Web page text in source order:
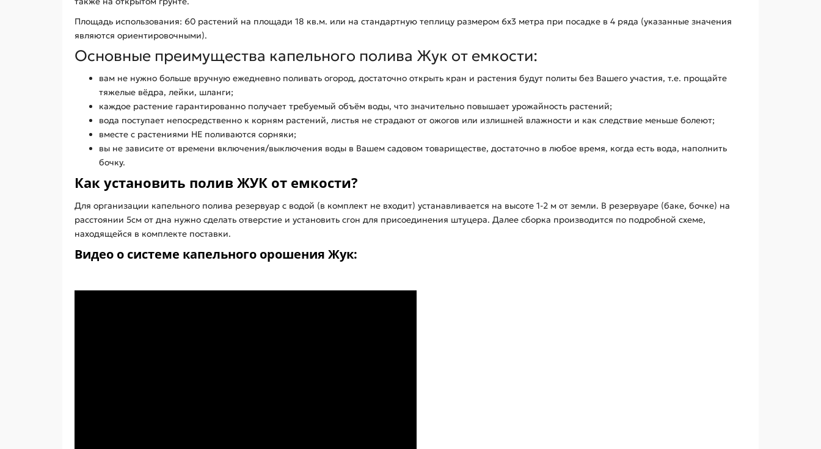
Площадь использования: 60 растений на площади 18 кв.м. или на стандартную теплицу размером 6х3 метра при посадке в 4 ряда (указанные значения
являются ориентировочными).
Основные преимущества капельного полива Жук от емкости:
вам не нужно больше вручную ежедневно поливать огород, достаточно открыть кран и растения будут политы без Вашего участия, т.е. прощайте
тяжелые вёдра, лейки, шланги;
каждое растение гарантированно получает требуемый объём воды, что значительно повышает урожайность растений;
вода поступает непосредственно к корням растений, листья не страдают от ожогов или излишней влажности и как следствие меньше болеют;
вместе с растениями НЕ поливаются сорняки;
вы не зависите от времени включения/выключения воды в Вашем садовом товариществе, достаточно в любое время, когда есть вода, наполнить
бочку.
Как установить полив ЖУК от емкости?
Для организации капельного полива резервуар с водой (в комплект не входит) устанавливается на высоте 1-2 м от земли. В резервуаре (баке, бочке) на
расстоянии 5см от дна нужно сделать отверстие и установить сгон для присоединения штуцера. Далее сборка производится по подробной схеме,
находящейся в комплекте поставки.
Видео о системе капельного орошения Жук: